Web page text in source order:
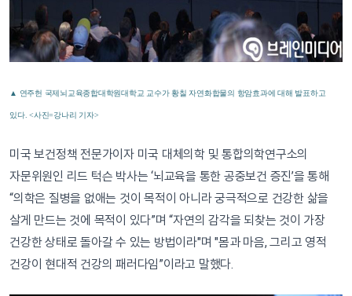
▲ 연주헌 국제뇌교육종합대학원대학교 교수가 황칠 자연화합물의 항암효과에 대해 발표하고
있다. <사진=강나리 기자>
미국 보건정책 전문가이자 미국 대체의학 및 통합의학연구소의
자문위원인 리드 턱슨 박사는 ‘뇌교육을 통한 공중보건 증진’을 통해
“의학은 질병을 없애는 것이 목적이 아니라 궁극적으로 건강한 삶을
살게 만드는 것에 목적이 있다”며 “자연의 감각을 되찾는 것이 가장
건강한 상태로 돌아갈 수 있는 방법이라"며 "몸과 마음, 그리고 영적
건강이 현대적 건강의 패러다임”이라고 말했다.